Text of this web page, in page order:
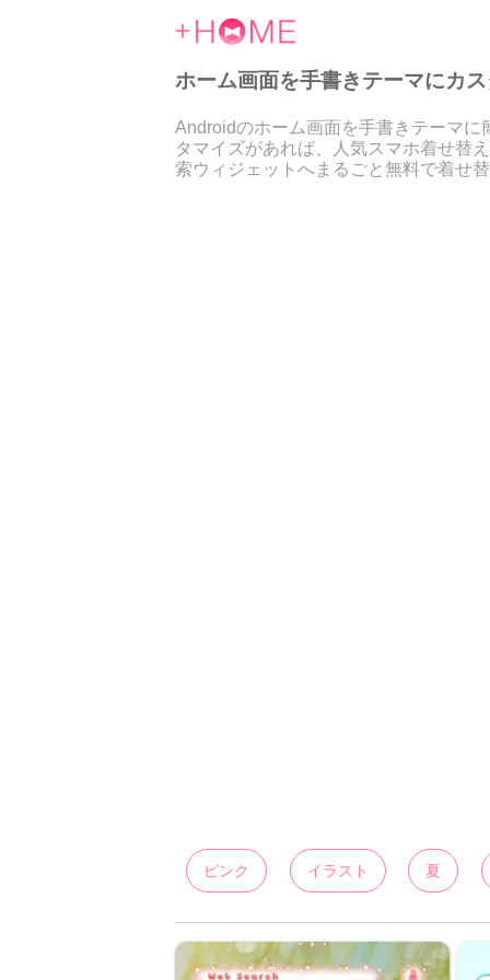
ホーム画面を手書きテーマにカ
Androidのホーム画面を手書きテーマ
タマイズがあれば、人気スマホ着せ替
索ウィジェットへまるごと無料で着せ
ピンク イラスト 夏